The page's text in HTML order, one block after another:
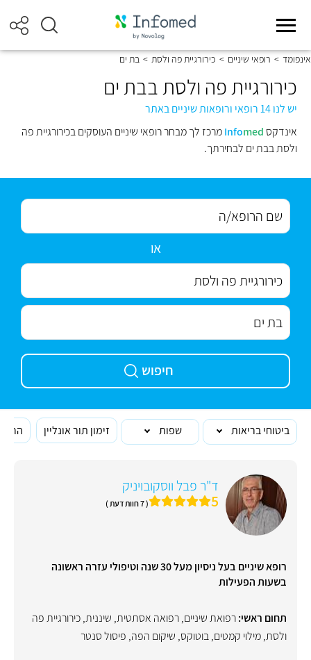
אינפומד > רופאי שיניים > כירורגיית פה ולסת > בת ים
כירורגיית פה ולסת בבת ים
יש לנו 14 רופאי ורופאות שיניים באתר
אינדקס
Infomed
מרכז לך מבחר רופאי שיניים העוסקים בכירורגיית פה
ולסת בבת ים לבחירתך.
או
חיפוש
ביטוחי בריאות שפות זימון תור אונליין
ד"ר פבל ווסקובויניק
5 ( 7 חוות דעת )
רופא שיניים בעל ניסיון מעל 30 שנה וטיפולי עזרה ראשונה
בשעות הפעילות
תחום ראשי:רפואת שיניים,רפואה אסתטית, שיננית,כירורגיית פה
ולסת,מילוי קמטים,בוטוקס, שיקום הפה, פיסול סנטר